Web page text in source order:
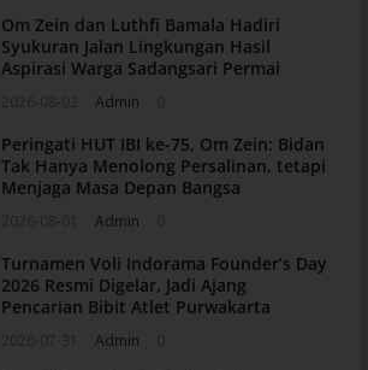
Om Zein dan Luthfi Bamala Hadiri
Syukuran Jalan Lingkungan Hasil
Aspirasi Warga Sadangsari Permai
Admin
Peringati HUT IBI ke-75, Om Zein: Bidan
Tak Hanya Menolong Persalinan, tetapi
Menjaga Masa Depan Bangsa
Admin
Turnamen Voli Indorama Founder’s Day
2026 Resmi Digelar, Jadi Ajang
Pencarian Bibit Atlet Purwakarta
Admin